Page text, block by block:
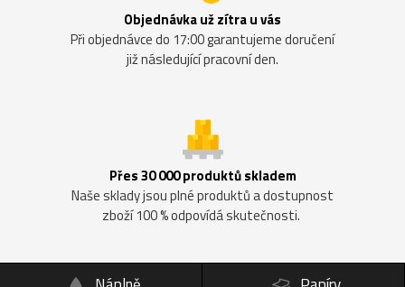
Objednávka už zítra u vás
Při objednávce do 17:00 garantujeme doručení
již následující pracovní den.
Přes 30 000 produktů skladem
Naše sklady jsou plné produktů a dostupnost
zboží 100 % odpovídá skutečnosti.